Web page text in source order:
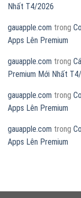
Nhất T4/2026
gauapple.com trong
Apps Lên Premium
gauapple.com trong
Premium Mới Nhất
gauapple.com trong
Apps Lên Premium
gauapple.com trong
Apps Lên Premium